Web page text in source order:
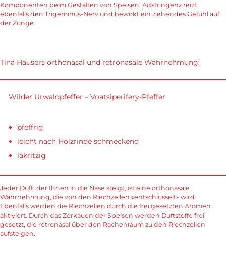
Komponenten beim Gestalten von Speisen. Adstringenz reizt
ebenfalls den Trigeminus-Nerv und bewirkt ein ziehendes Gefühl auf
der Zunge.
Tina Hausers orthonasal und retronasale Wahrnehmung:
Wilder Urwaldpfeffer – Voatsiperifery-Pfeffer
pfeffrig
leicht nach Holzrinde schmeckend
lakritzig
Jeder Duft, der Ihnen in die Nase steigt, ist eine orthonasale
Wahrnehmung, die von den Riechzellen «entschlüsselt» wird.
Ebenfalls werden die Riechzellen durch die frei gesetzten Aromen
aktiviert. Durch das Zerkauen der Speisen werden Duftstoffe frei
gesetzt, die retronasal über den Rachenraum zu den Riechzellen
aufsteigen.